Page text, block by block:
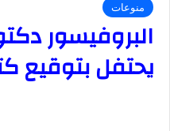
منوعات
البروفيسور
يحتفل بتوقيع